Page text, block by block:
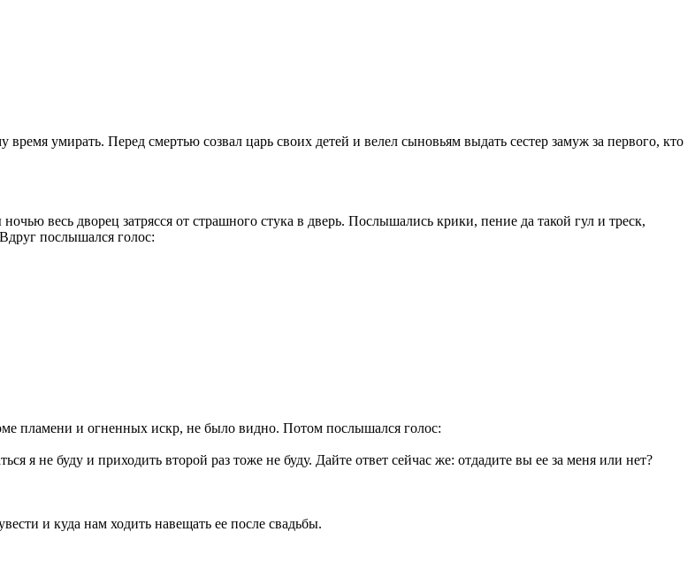
умирать. Перед смертью созвал царь своих детей и велел сыновьям выдать сестер замуж за первого, кто
весь дворец затрясся от страшного стука в дверь. Послышались крики, пение да такой гул и треск,
послышался голос:
пламени и огненных искр, не было видно. Потом послышался голос:
я не буду и приходить второй раз тоже не буду. Дайте ответ сейчас же: отдадите вы ее за меня или нет?
и куда нам ходить навещать ее после свадьбы.